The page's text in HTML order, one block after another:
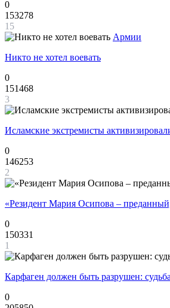
0
153278
15
Армии
Никто не хотел воевать
0
151468
3
Исламские экстремисты
0
146253
2
«Резидент Мария Осипова –
0
150331
1
Карфаген должен быть разрушен:
0